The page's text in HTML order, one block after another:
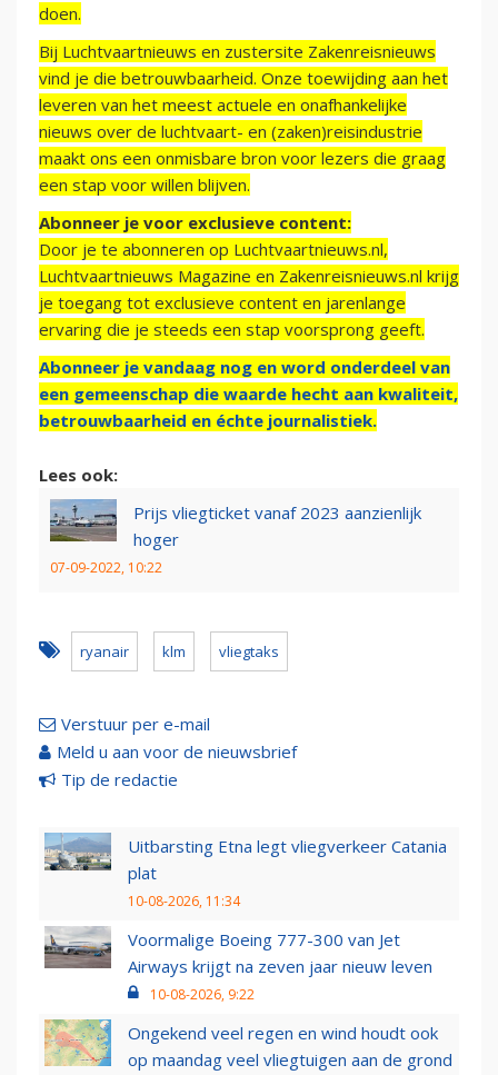
doen.
Bij Luchtvaartnieuws en zustersite Zakenreisnieuws
vind je die betrouwbaarheid. Onze toewijding aan het
leveren van het meest actuele en onafhankelijke
nieuws over de luchtvaart- en (zaken)reisindustrie
maakt ons een onmisbare bron voor lezers die graag
een stap voor willen blijven.
Abonneer je voor exclusieve content:
Door je te abonneren op Luchtvaartnieuws.nl,
Luchtvaartnieuws Magazine en Zakenreisnieuws.nl krijg
je toegang tot exclusieve content en jarenlange
ervaring die je steeds een stap voorsprong geeft.
Abonneer je vandaag nog en word onderdeel van
een gemeenschap die waarde hecht aan kwaliteit,
betrouwbaarheid en échte journalistiek.
Lees ook:
Prijs vliegticket vanaf 2023 aanzienlijk
hoger
07-09-2022, 10:22
ryanair klm vliegtaks
Verstuur per e-mail
Meld u aan voor de nieuwsbrief
Tip de redactie
Uitbarsting Etna legt vliegverkeer Catania
plat
10-08-2026, 11:34
Voormalige Boeing 777-300 van Jet
Airways krijgt na zeven jaar nieuw leven
10-08-2026, 9:22
Ongekend veel regen en wind houdt ook
op maandag veel vliegtuigen aan de grond